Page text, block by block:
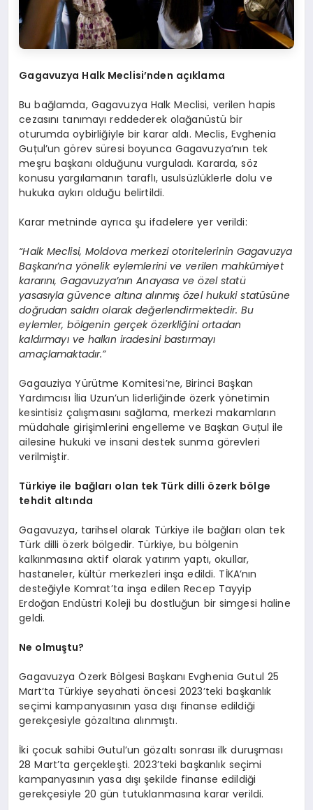
Gagavuzya Halk Meclisi’nden açıklama
Bu bağlamda, Gagavuzya Halk Meclisi, verilen hapis
cezasını tanımayı reddederek olağanüstü bir
oturumda oybirliğiyle bir karar aldı. Meclis, Evghenia
Guțul’un görev süresi boyunca Gagavuzya’nın tek
meşru başkanı olduğunu vurguladı. Kararda, söz
konusu yargılamanın taraflı, usulsüzlüklerle dolu ve
hukuka aykırı olduğu belirtildi.
Karar metninde ayrıca şu ifadelere yer verildi:
“Halk Meclisi, Moldova merkezi otoritelerinin Gagavuzya
Başkanı’na yönelik eylemlerini ve verilen mahkûmiyet
kararını, Gagavuzya’nın Anayasa ve özel statü
yasasıyla güvence altına alınmış özel hukuki statüsüne
doğrudan saldırı olarak değerlendirmektedir. Bu
eylemler, bölgenin gerçek özerkliğini ortadan
kaldırmayı ve halkın iradesini bastırmayı
amaçlamaktadır.”
Gagauziya Yürütme Komitesi’ne, Birinci Başkan
Yardımcısı İlia Uzun’un liderliğinde özerk yönetimin
kesintisiz çalışmasını sağlama, merkezi makamların
müdahale girişimlerini engelleme ve Başkan Guțul ile
ailesine hukuki ve insani destek sunma görevleri
verilmiştir.
Türkiye ile bağları olan tek Türk dilli özerk bölge
tehdit altında
Gagavuzya, tarihsel olarak Türkiye ile bağları olan tek
Türk dilli özerk bölgedir. Türkiye, bu bölgenin
kalkınmasına aktif olarak yatırım yaptı, okullar,
hastaneler, kültür merkezleri inşa edildi. TİKA’nın
desteğiyle Komrat’ta inşa edilen Recep Tayyip
Erdoğan Endüstri Koleji bu dostluğun bir simgesi haline
geldi.
Ne olmuştu?
Gagavuzya Özerk Bölgesi Başkanı Evghenia Gutul 25
Mart’ta Türkiye seyahati öncesi 2023’teki başkanlık
seçimi kampanyasının yasa dışı finanse edildiği
gerekçesiyle gözaltına alınmıştı.
İki çocuk sahibi Gutul’un gözaltı sonrası ilk duruşması
28 Mart’ta gerçekleşti. 2023’teki başkanlık seçimi
kampanyasının yasa dışı şekilde finanse edildiği
gerekçesiyle 20 gün tutuklanmasına karar verildi.